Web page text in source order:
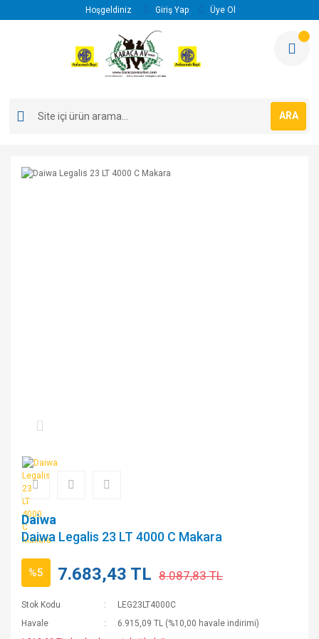
Hoşgeldiniz Giriş Yap Üye Ol
ARA
Daiwa
Daiwa Legalis 23 LT 4000 C Makara
%5 7.683,43 TL 8.087,83 TL
Stok Kodu
LEG23LT4000C
Havale
6.915,09 TL (%10,00 havale indirimi)